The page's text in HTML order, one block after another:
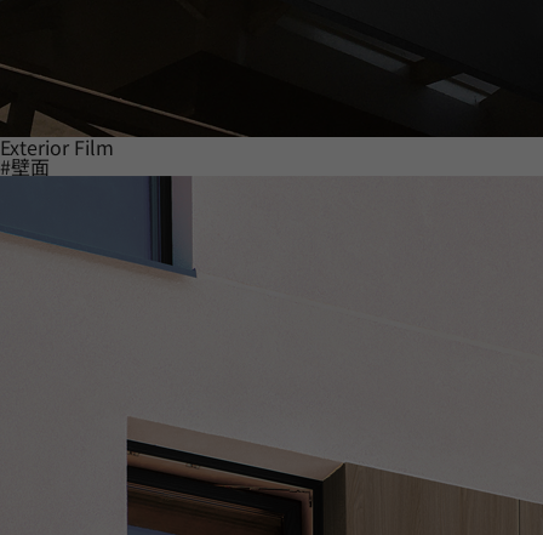
Exterior Film
#壁面